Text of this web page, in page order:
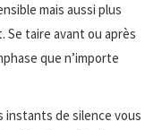
mais aussi plus
taire avant ou après
que n’importe
instants de silence vous